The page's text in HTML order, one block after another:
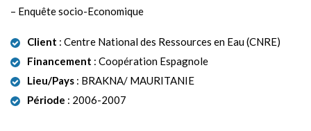
– Enquête socio-Economique
Client : Centre National des Ressources en Eau (CNRE)
Financement : Coopération Espagnole
Lieu/Pays : BRAKNA/ MAURITANIE
Période : 2006-2007